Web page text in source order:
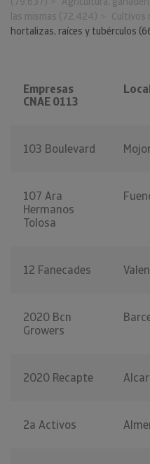
las mismas (72.424)
Cultivos
hortalizas, raíces y tubérculos
Empresas
CNAE 0113
103 Boulevard
107 Ara
Hermanos
Tolosa
12 Fanecades
2020 Bcn
Growers
2020 Recapte
2a Activos